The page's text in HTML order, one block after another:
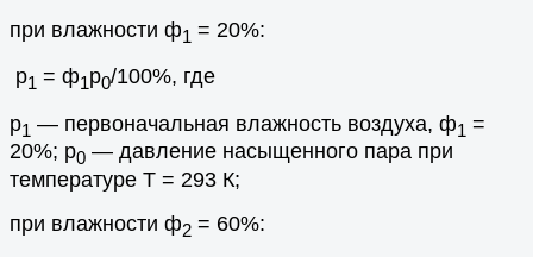
при влажности ф1 = 20%:
p1 = ф1p0/100%, где
р1 — первоначальная влажность воздуха, ф1 =
20%; p0 — давление насыщенного пара при
температуре T = 293 К;
при влажности ф2 = 60%: